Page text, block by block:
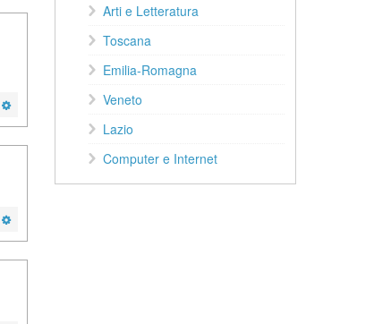
Arti e Letteratura
Toscana
Emilia-Romagna
Veneto
Lazio
Computer e Internet